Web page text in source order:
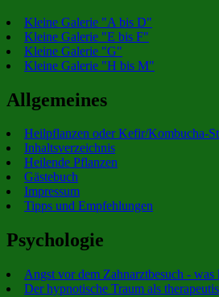
Kleine Galerie "A bis D"
Kleine Galerie "E bis F"
Kleine Galerie "G"
Kleine Galerie "H bis M"
Allgemeines
Heilpflanzen oder Kefir/Kombucha-
Inhaltsverzeichnis
Heilende Pflanzen
Gästebuch
Impressum
Tipps und Empfehlungen
Psychologie
Angst vor dem Zahnarztbesuch - was
Der hypnotische Traum als